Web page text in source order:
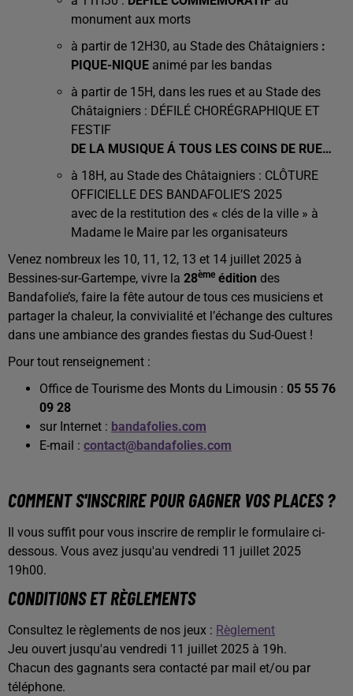
monument aux morts
à partir de 12H30, au Stade des Châtaigniers :
PIQUE-NIQUE animé par les bandas
à partir de 15H, dans les rues et au Stade des
Châtaigniers : DÉFILÉ CHORÉGRAPHIQUE ET
FESTIF
DE LA MUSIQUE Á TOUS LES COINS DE RUE…
à 18H, au Stade des Châtaigniers : CLÔTURE
OFFICIELLE DES BANDAFOLIE’S 2025
avec de la restitution des « clés de la ville » à
Madame le Maire par les organisateurs
Venez nombreux les 10, 11, 12, 13 et 14 juillet 2025 à
Bessines-sur-Gartempe, vivre la 28ème édition des
Bandafolie’s, faire la fête autour de tous ces musiciens et
partager la chaleur, la convivialité et l’échange des cultures
dans une ambiance des grandes fiestas du Sud-Ouest !
Pour tout renseignement :
Office de Tourisme des Monts du Limousin : 05 55 76
09 28
sur Internet : bandafolies.com
E-mail : contact@bandafolies.com
COMMENT S'INSCRIRE POUR GAGNER VOS PLACES ?
Il vous suffit pour vous inscrire de remplir le formulaire ci-
dessous. Vous avez jusqu'au vendredi 11 juillet 2025
19h00.
CONDITIONS ET RÈGLEMENTS
Consultez le règlements de nos jeux : Règlement
Jeu ouvert jusqu'au vendredi 11 juillet 2025 à 19h.
Chacun des gagnants sera contacté par mail et/ou par
téléphone.